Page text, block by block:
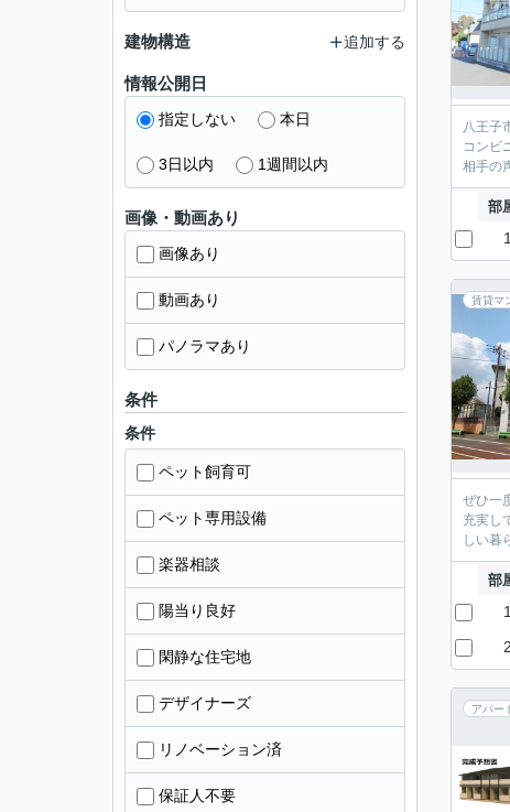
八王子
コンビ
相手の
部
賃貸マ
ぜひ一
充実し
しい暮
部
アパー
建物構造 追加する
情報公開日
指定しない 本日
3日以内 1週間以内
画像・動画あり
画像あり
動画あり
パノラマあり
条件
条件
ペット飼育可
ペット専用設備
楽器相談
陽当り良好
閑静な住宅地
デザイナーズ
リノベーション済
保証人不要